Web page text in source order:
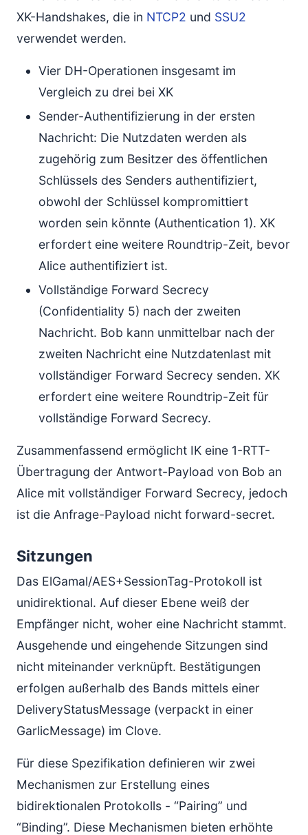
XK-Handshakes, die in NTCP2 und SSU2
verwendet werden.
Vier DH-Operationen insgesamt im
Vergleich zu drei bei XK
Sender-Authentifizierung in der ersten
Nachricht: Die Nutzdaten werden als
zugehörig zum Besitzer des öffentlichen
Schlüssels des Senders authentifiziert,
obwohl der Schlüssel kompromittiert
worden sein könnte (Authentication 1). XK
erfordert eine weitere Roundtrip-Zeit, bevor
Alice authentifiziert ist.
Vollständige Forward Secrecy
(Confidentiality 5) nach der zweiten
Nachricht. Bob kann unmittelbar nach der
zweiten Nachricht eine Nutzdatenlast mit
vollständiger Forward Secrecy senden. XK
erfordert eine weitere Roundtrip-Zeit für
vollständige Forward Secrecy.
Zusammenfassend ermöglicht IK eine 1-RTT-
Übertragung der Antwort-Payload von Bob an
Alice mit vollständiger Forward Secrecy, jedoch
ist die Anfrage-Payload nicht forward-secret.
Sitzungen
Das ElGamal/AES+SessionTag-Protokoll ist
unidirektional. Auf dieser Ebene weiß der
Empfänger nicht, woher eine Nachricht stammt.
Ausgehende und eingehende Sitzungen sind
nicht miteinander verknüpft. Bestätigungen
erfolgen außerhalb des Bands mittels einer
DeliveryStatusMessage (verpackt in einer
GarlicMessage) im Clove.
Für diese Spezifikation definieren wir zwei
Mechanismen zur Erstellung eines
bidirektionalen Protokolls - “Pairing” und
“Binding”. Diese Mechanismen bieten erhöhte